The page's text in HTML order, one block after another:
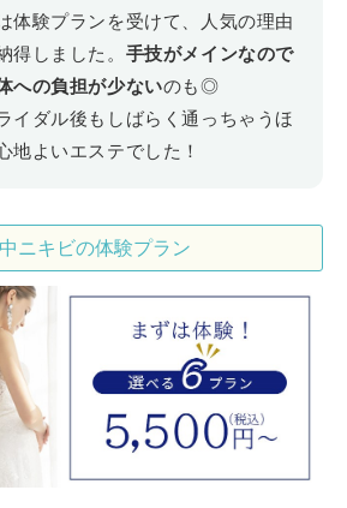
体験プランを受けて、人気の理由
得しました。 手技がメインなので
への負担が少ないのも◎
イダル後もしばらく通っちゃうほ
地よいエステでした！
ニキビの体験プラン